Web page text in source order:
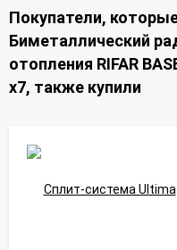
Покупатели,
Биметаллический
отопления RIFAR
x7, также купили